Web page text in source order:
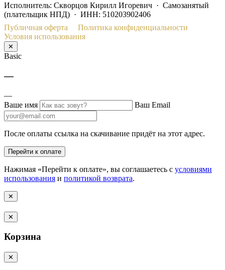
Исполнитель: Скворцов Кирилл Игоревич · Самозанятый
(плательщик НПД) · ИНН: 510203902406
Публичная оферта
Политика конфиденциальности
Условия использования
✕
Basic
—
—
Ваше имя
Ваш Email
После оплаты ссылка на скачивание придёт на этот адрес.
Перейти к оплате
Нажимая «Перейти к оплате», вы соглашаетесь с условиями
использования и политикой возврата.
✕
✕
Корзина
✕